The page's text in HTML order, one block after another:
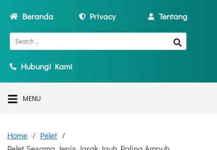
Beranda Privacy Tentang
Hubungi Kami
MENU
Home
Pelet